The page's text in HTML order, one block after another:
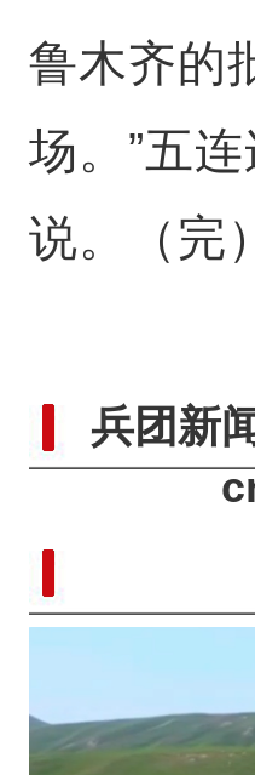
鲁木齐的
场。”五
说。（完）
兵团新